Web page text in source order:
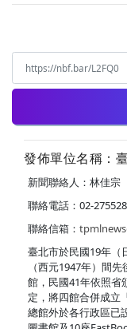
發佈單位名稱：
新聞聯絡人：林佳宗
聯絡電話：02-
聯絡信箱：
臺北市於民國19年（
（西元1947年）間
館，民國41年依照省
定，將四館合併成立
總館外於各行政區已